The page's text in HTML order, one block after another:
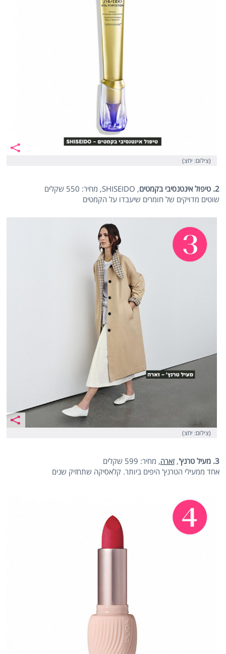
(צילום: יחצ)
2. טיפול אינטנסיבי בקמטים
, SHISEIDO, מחיר: 550 שקלים
שוטים מדויקים של חומרים שיעבדו על הקמטים
(צילום: יחצ)
3. מעיל טרנץ' ,זארה, מחיר: 599 שקלים
אחד ממעילי הטרנץ' היפים ביותר. קלאסיקה שתחזיק שנים